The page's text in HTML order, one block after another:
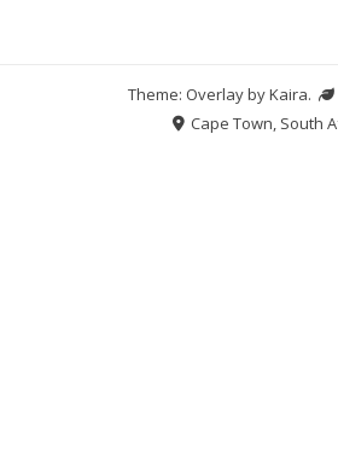
Theme: Overlay byKaira.
Cape Town, South